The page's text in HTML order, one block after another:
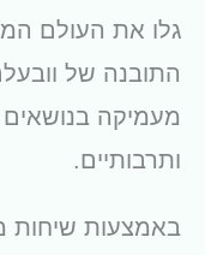
גלו את העולם
התובנה של
מעמיקה בנושאים
ותרבותיים.
באמצעות שיחות